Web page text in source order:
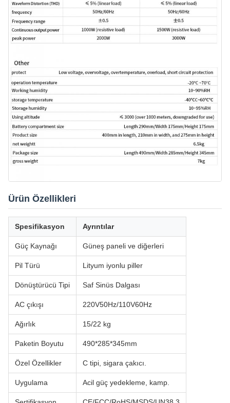
Ürün Özellikleri
Spesifikasyon Ayrıntılar
Güç Kaynağı Güneş paneli ve diğerleri
Pil Türü Lityum iyonlu piller
Dönüştürücü Tipi Saf Sinüs Dalgası
AC çıkışı 220V50Hz/110V60Hz
Ağırlık 15/22 kg
Paketin Boyutu 490*285*345mm
Özel Özellikler C tipi, sigara çakıcı.
Uygulama Acil güç yedekleme, kamp.